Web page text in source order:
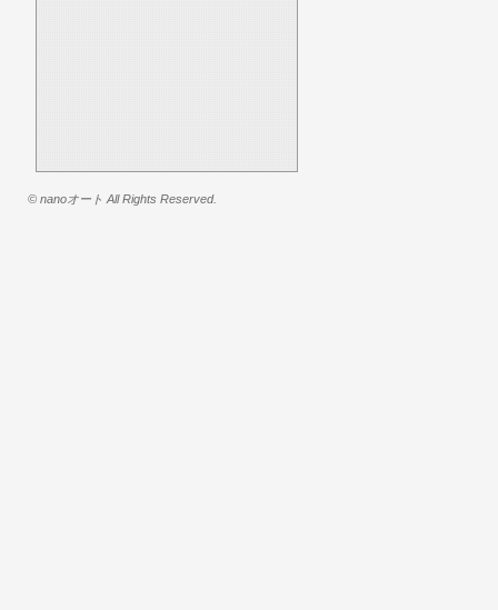
© nanoオート All Rights Reserved.